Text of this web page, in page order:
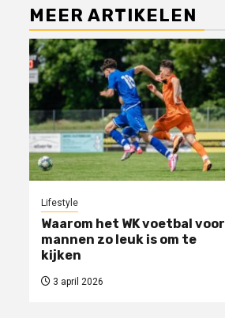
MEER ARTIKELEN
Lifestyle
Waarom het WK voetbal voor
mannen zo leuk is om te
kijken
3 april 2026